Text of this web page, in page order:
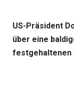
US-Präsident
über eine
festgehaltenen